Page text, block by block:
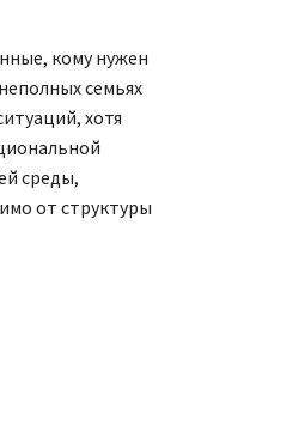
кому нужен
семьях
хотя
среды,
от структуры